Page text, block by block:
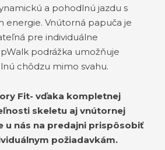
a pohodlnú jazdu s
energie. Vnútorná papuča je
pre individuálne
podrážka umožňuje
chôdzu mimo svahu.
Fit- vďaka kompletnej
skeletu aj vnútornej
u nás na predajni prispôsobiť
požiadavkám.